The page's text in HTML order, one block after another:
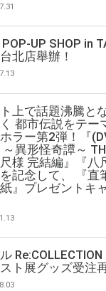
UP SHOP in
北店舉辦！
上で話題沸騰と
都市伝説をテー
ラー第2弾！『
異形怪奇譚～
尺様 完結編』『
記念して、 『直
』プレゼントキ
ト展グッズ受注